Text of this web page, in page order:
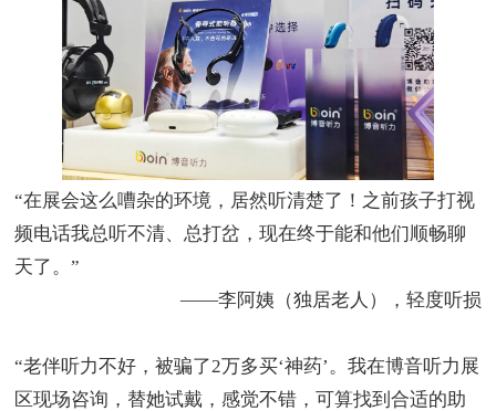
“在展会这么嘈杂的环境，居然听清楚了！之前孩子打视
频电话我总听不清、总打岔，现在终于能和他们顺畅聊
天了。”
——李阿姨（独居老人），轻度听损
“老伴听力不好，被骗了2万多买‘神药’。我在博音听力展
区现场咨询，替她试戴，感觉不错，可算找到合适的助